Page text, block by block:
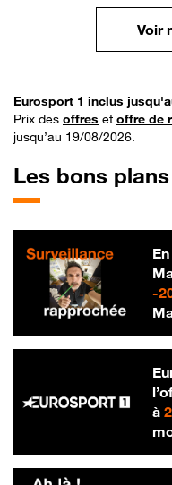
Voir
Eurosport 1 inclus
Prix des offres et offre de
jusqu’au 19/08/2026.
Les bons
-
à